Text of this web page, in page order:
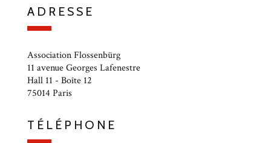
ADRESSE
Association Flossenbürg
11 avenue Georges Lafenestre
Hall 11 - Boîte 12
75014 Paris
TÉLÉPHONE